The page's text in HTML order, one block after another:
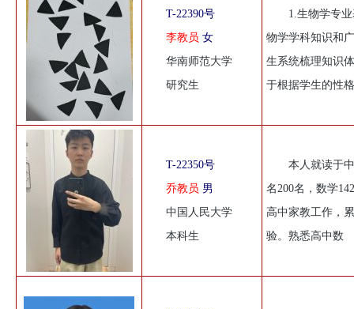
T-22390号
李教员 女
华南师范大学
研究生
1.生物学专
物学学科知识和
生系统梳理知识
于根据学生的性
T-22350号
乔教员 男
中国人民大学
本科生
本人就读于
名200名，数学
高中家教工作，
验。熟悉高中数